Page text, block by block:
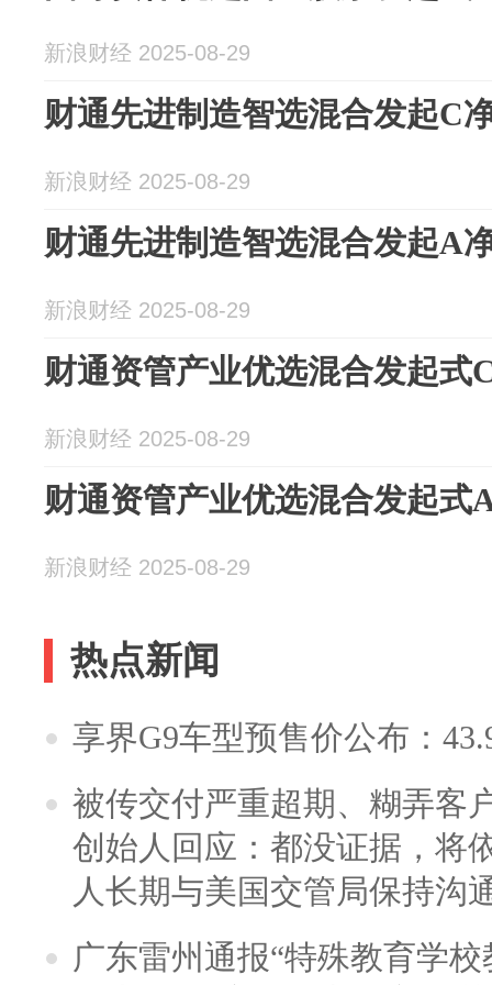
新浪财经 2025-08-29
财通先进制造智选混合发起C
新浪财经 2025-08-29
财通先进制造智选混合发起A
新浪财经 2025-08-29
财通资管产业优选混合发起式
新浪财经 2025-08-29
财通资管产业优选混合发起式
新浪财经 2025-08-29
热点新闻
享界G9车型预售价公布：
被传交付严重超期、糊弄客
创始人回应：都没证据，将
人长期与美国交管局保持沟
广东雷州通报“特殊教育学